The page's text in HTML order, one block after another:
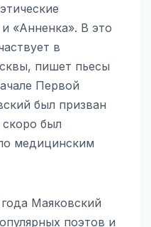
«Анненка». В это
в
пишет пьесы
Первой
был призван
был
медицинским
Маяковский
поэтов и